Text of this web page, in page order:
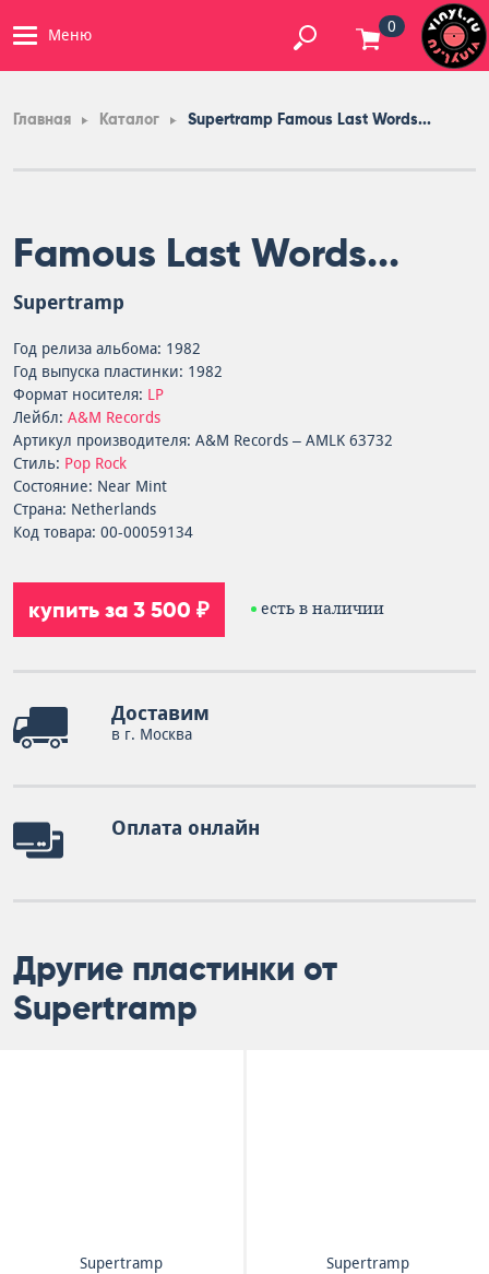
Меню 0
Главная Каталог Supertramp Famous Last Words...
Famous Last Words...
Supertramp
Год релиза альбома: 1982
Год выпуска пластинки: 1982
Формат носителя: LP
Лейбл: A&M Records
Артикул производителя: A&M Records – AMLK 63732
Стиль: Pop Rock
Состояние: Near Mint
Страна: Netherlands
Код товара: 00-00059134
купить за 3 500 ₽ есть в наличии
Доставим
в г. Москва
Оплата онлайн
Другие пластинки от
Supertramp
Supertramp
Supertramp